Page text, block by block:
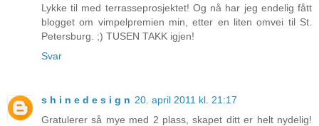
Lykke til med terrasseprosjektet! Og nå har jeg endelig fått
blogget om vimpelpremien min, etter en liten omvei til St.
Petersburg. ;) TUSEN TAKK igjen!
Svar
s h i n e d e s i g n 20. april 2011 kl. 21:17
Gratulerer så mye med 2 plass, skapet ditt er helt nydelig!